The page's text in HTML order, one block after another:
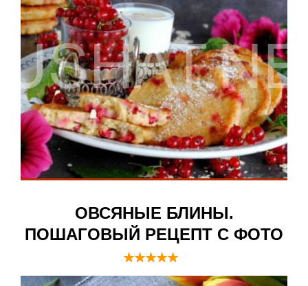
ОВСЯНЫЕ БЛИНЫ.
ПОШАГОВЫЙ РЕЦЕПТ С ФОТО